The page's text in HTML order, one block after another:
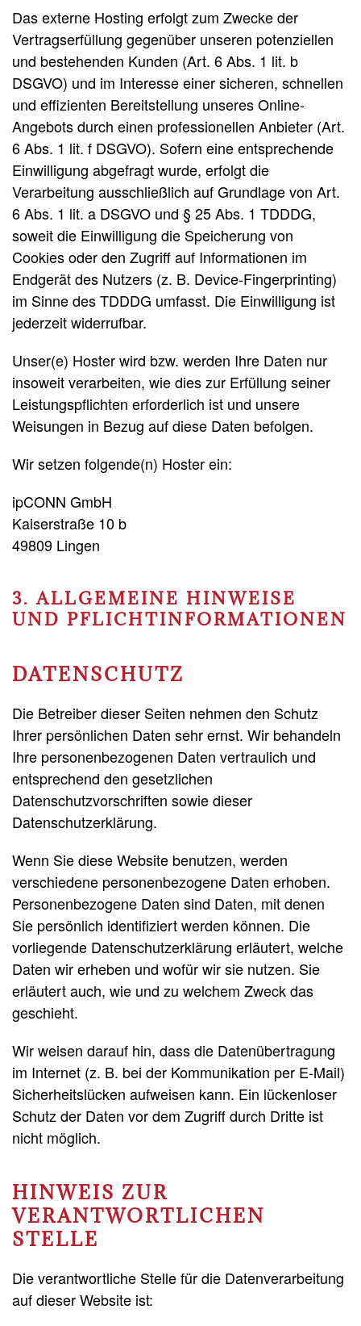
Das externe Hosting erfolgt zum Zwecke der
Vertragserfüllung gegenüber unseren potenziellen
und bestehenden Kunden (Art. 6 Abs. 1 lit. b
DSGVO) und im Interesse einer sicheren, schnellen
und effizienten Bereitstellung unseres Online-
Angebots durch einen professionellen Anbieter (Art.
6 Abs. 1 lit. f DSGVO). Sofern eine entsprechende
Einwilligung abgefragt wurde, erfolgt die
Verarbeitung ausschließlich auf Grundlage von Art.
6 Abs. 1 lit. a DSGVO und § 25 Abs. 1 TDDDG,
soweit die Einwilligung die Speicherung von
Cookies oder den Zugriff auf Informationen im
Endgerät des Nutzers (z. B. Device-Fingerprinting)
im Sinne des TDDDG umfasst. Die Einwilligung ist
jederzeit widerrufbar.
Unser(e) Hoster wird bzw. werden Ihre Daten nur
insoweit verarbeiten, wie dies zur Erfüllung seiner
Leistungspflichten erforderlich ist und unsere
Weisungen in Bezug auf diese Daten befolgen.
Wir setzen folgende(n) Hoster ein:
ipCONN GmbH
Kaiserstraße 10 b
49809 Lingen
3. ALLGEMEINE HINWEISE
UND PFLICHT­INFORMATIONEN
DATENSCHUTZ
Die Betreiber dieser Seiten nehmen den Schutz
Ihrer persönlichen Daten sehr ernst. Wir behandeln
Ihre personenbezogenen Daten vertraulich und
entsprechend den gesetzlichen
Datenschutzvorschriften sowie dieser
Datenschutzerklärung.
Wenn Sie diese Website benutzen, werden
verschiedene personenbezogene Daten erhoben.
Personenbezogene Daten sind Daten, mit denen
Sie persönlich identifiziert werden können. Die
vorliegende Datenschutzerklärung erläutert, welche
Daten wir erheben und wofür wir sie nutzen. Sie
erläutert auch, wie und zu welchem Zweck das
geschieht.
Wir weisen darauf hin, dass die Datenübertragung
im Internet (z. B. bei der Kommunikation per E-Mail)
Sicherheitslücken aufweisen kann. Ein lückenloser
Schutz der Daten vor dem Zugriff durch Dritte ist
nicht möglich.
HINWEIS ZUR
VERANTWORTLICHEN
STELLE
Die verantwortliche Stelle für die Datenverarbeitung
auf dieser Website ist: